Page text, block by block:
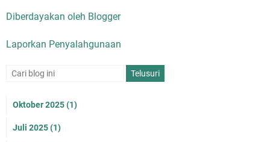
Diberdayakan oleh Blogger
Laporkan Penyalahgunaan
Oktober 2025(1)
Juli 2025(1)